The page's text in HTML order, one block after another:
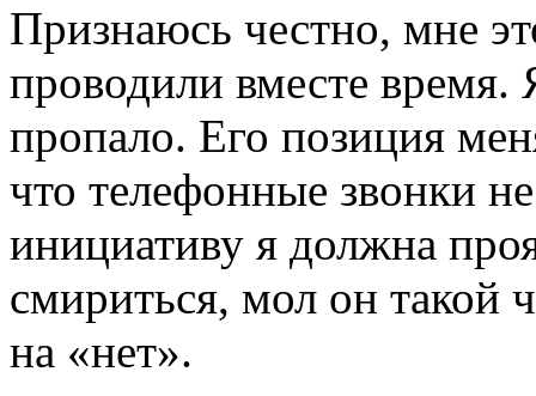
Признаюсь честно, мне
проводили вместе время.
пропало. Его позиция
что телефонные звонки
инициативу я должна
смириться, мол он такой
на «нет».